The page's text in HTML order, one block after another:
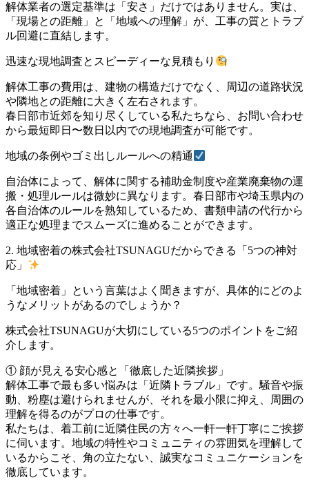
解体業者の選定基準は「安さ」だけではありません。実は、
「現場との距離」と「地域への理解」が、工事の質とトラブ
ル回避に直結します。
迅速な現地調査とスピーディーな見積もり
解体工事の費用は、建物の構造だけでなく、周辺の道路状況
や隣地との距離に大きく左右されます。
春日部市近郊を知り尽くしている私たちなら、お問い合わせ
から最短即日〜数日以内での現地調査が可能です。
地域の条例やゴミ出しルールへの精通
自治体によって、解体に関する補助金制度や産業廃棄物の運
搬・処理ルールは微妙に異なります。春日部市や埼玉県内の
各自治体のルールを熟知しているため、書類申請の代行から
適正な処理までスムーズに進めることができます。
2. 地域密着の株式会社TSUNAGUだからできる「5つの神対
応」
「地域密着」という言葉はよく聞きますが、具体的にどのよ
うなメリットがあるのでしょうか？
株式会社TSUNAGUが大切にしている5つのポイントをご紹
介します。
① 顔が見える安心感と「徹底した近隣挨拶」
解体工事で最も多い悩みは「近隣トラブル」です。騒音や振
動、粉塵は避けられませんが、それを最小限に抑え、周囲の
理解を得るのがプロの仕事です。
私たちは、着工前に近隣住民の方々へ一軒一軒丁寧にご挨拶
に伺います。地域の特性やコミュニティの雰囲気を理解して
いるからこそ、角の立たない、誠実なコミュニケーションを
徹底しています。